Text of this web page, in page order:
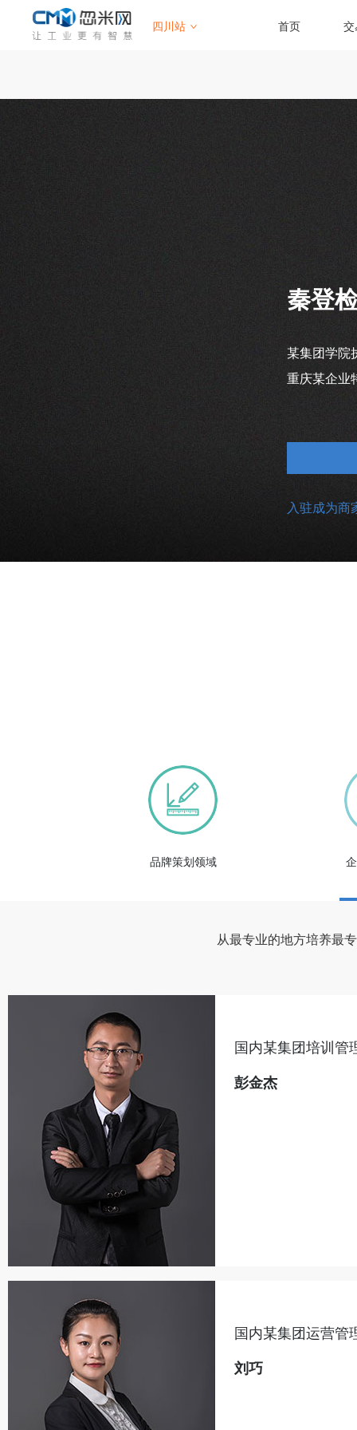
四川站 首页
秦登
某集团学院
重庆某企业
入驻成为商
品牌策划领域
从最专业的地方培养最
立即咨询
彭金杰
刘巧